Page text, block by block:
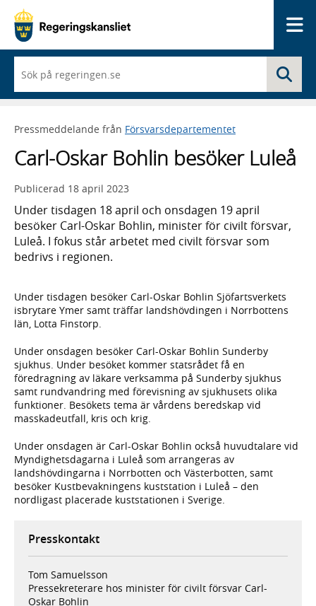
du
börjar
skriva
framträder
lista
med
sökförslag
Pressmeddelande från Försvarsdepartementet
Carl-Oskar Bohlin besöker Luleå
Publicerad 18 april 2023
Under tisdagen 18 april och onsdagen 19 april
besöker Carl-Oskar Bohlin, minister för civilt försvar,
Luleå. I fokus står arbetet med civilt försvar som
bedrivs i regionen.
Under tisdagen besöker Carl-Oskar Bohlin Sjöfartsverkets
isbrytare Ymer samt träffar landshövdingen i Norrbottens
län, Lotta Finstorp.
Under onsdagen besöker Carl-Oskar Bohlin Sunderby
sjukhus. Under besöket kommer statsrådet få en
föredragning av läkare verksamma på Sunderby sjukhus
samt rundvandring med förevisning av sjukhusets olika
funktioner. Besökets tema är vårdens beredskap vid
masskadeutfall, kris och krig.
Under onsdagen är Carl-Oskar Bohlin också huvudtalare vid
Myndighetsdagarna i Luleå som arrangeras av
landshövdingarna i Norrbotten och Västerbotten, samt
besöker Kustbevakningens kuststation i Luleå – den
nordligast placerade kuststationen i Sverige.
Presskontakt
Tom Samuelsson
Pressekreterare hos minister för civilt försvar Carl-
Oskar Bohlin